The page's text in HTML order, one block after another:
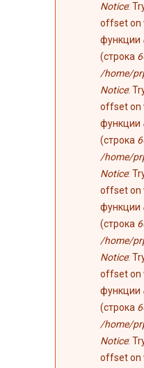
Notice:
offset on
функции
(строка
/home/
Notice:
offset on
функции
(строка
/home/
Notice:
offset on
функции
(строка
/home/
Notice:
offset on
функции
(строка
/home/
Notice:
offset on